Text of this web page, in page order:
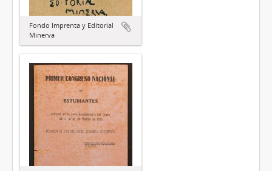
Fondo Imprenta y Editorial
Minerva